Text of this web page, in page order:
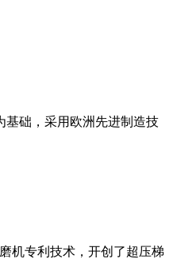
基础，采用欧洲先进制造技
机专利技术，开创了超压梯